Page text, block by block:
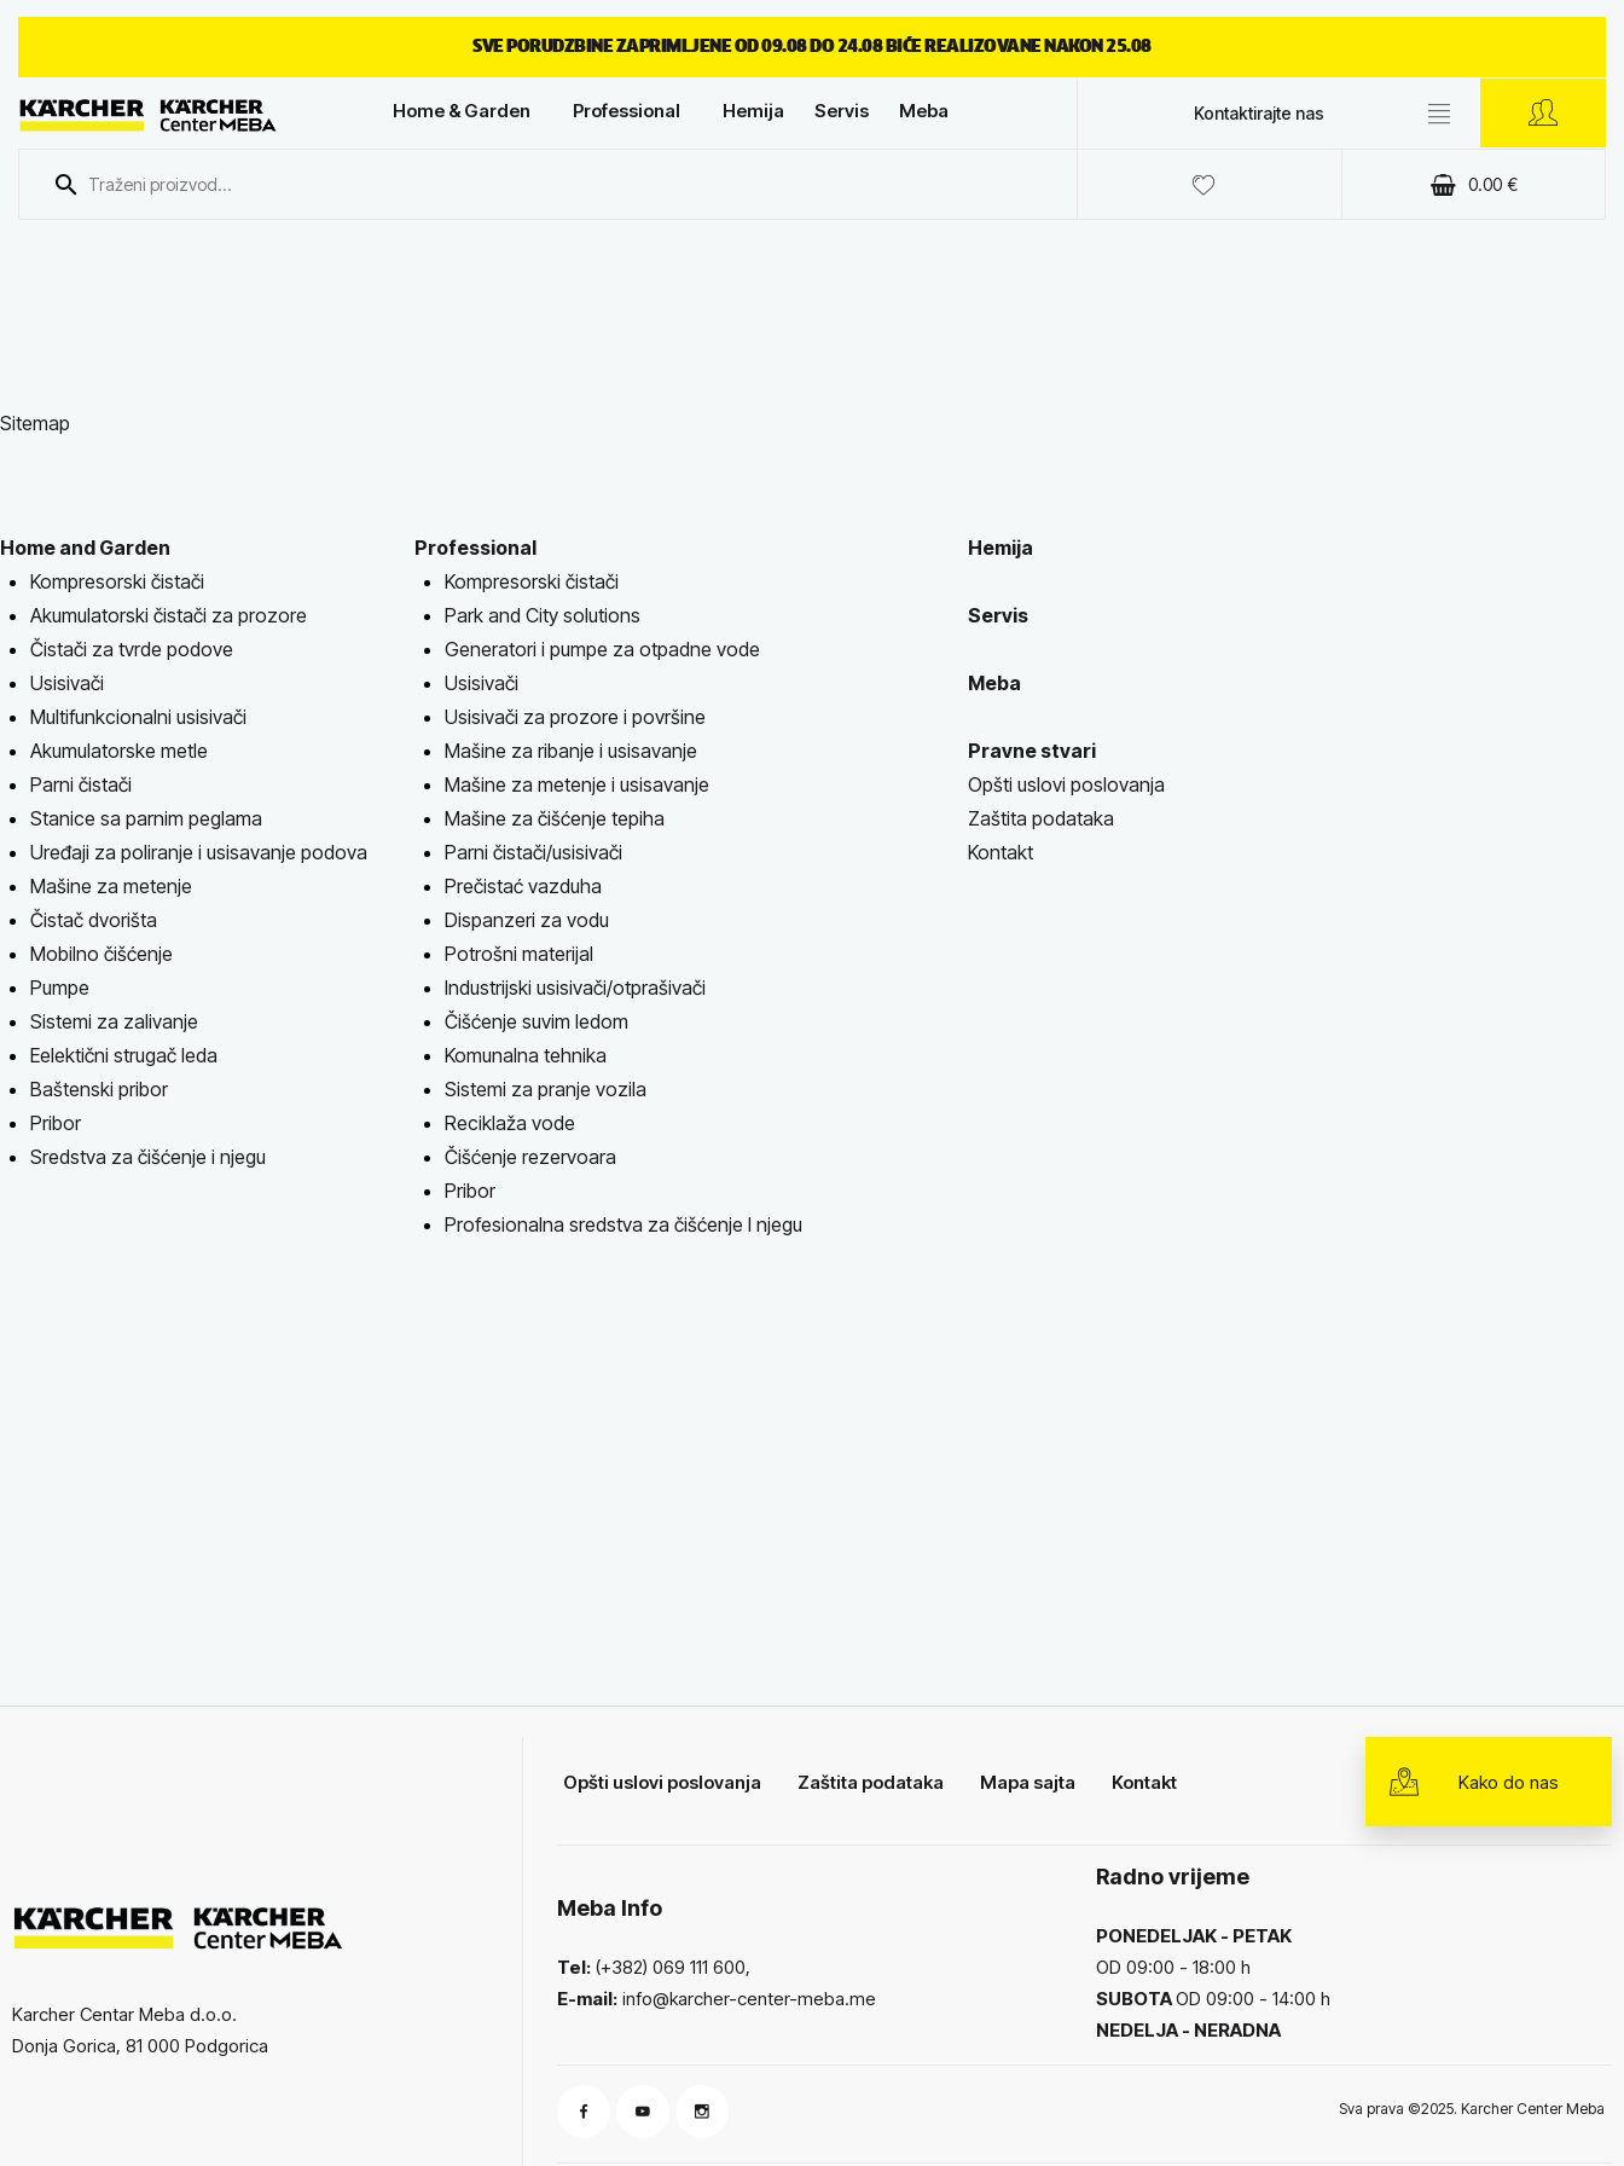
SVE PORUDZBINE ZAPRIMLJENE OD 09.08 DO 24.08 BIĆE REALIZOVANE NAKON 25.08
Home & Garden Professional Hemija Servis Meba Kontaktirajte nas
€
0.00
Sitemap
Home and Garden
Kompresorski čistači
Akumulatorski čistači za prozore
Čistači za tvrde podove
Usisivači
Multifunkcionalni usisivači
Akumulatorske metle
Parni čistači
Stanice sa parnim peglama
Uređaji za poliranje i usisavanje podova
Mašine za metenje
Čistač dvorišta
Mobilno čišćenje
Pumpe
Sistemi za zalivanje
Eelektični strugač leda
Baštenski pribor
Pribor
Sredstva za čišćenje i njegu
Professional
Kompresorski čistači
Park and City solutions
Generatori i pumpe za otpadne vode
Usisivači
Usisivači za prozore i površine
Mašine za ribanje i usisavanje
Mašine za metenje i usisavanje
Mašine za čišćenje tepiha
Parni čistači/usisivači
Prečistać vazduha
Dispanzeri za vodu
Potrošni materijal
Industrijski usisivači/otprašivači
Čišćenje suvim ledom
Komunalna tehnika
Sistemi za pranje vozila
Reciklaža vode
Čišćenje rezervoara
Pribor
Profesionalna sredstva za čišćenje I njegu
Hemija
Servis
Meba
Pravne stvari
Opšti uslovi poslovanja
Zaštita podataka
Kontakt
Karcher Centar Meba d.o.o.
Donja Gorica, 81 000 Podgorica
Opšti uslovi poslovanja Zaštita podataka Mapa sajta Kontakt Kako do nas
Meba Info
Tel:(+382) 069 111 600,
E-mail: info@karcher-center-meba.me
Radno vrijeme
PONEDELJAK - PETAK
OD 09:00 - 18:00 h
SUBOTAOD 09:00 - 14:00 h
NEDELJA - NERADNA
Sva prava ©2025. Karcher Center Meba